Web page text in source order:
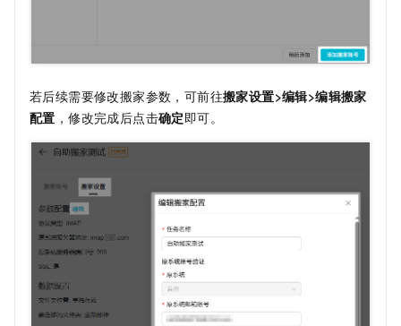
若后续需要修改搬家参数，可前往搬家设置>编辑>编辑搬家
配置 ，修改完成后点击确定即可。